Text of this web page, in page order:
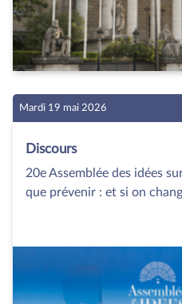
Mardi 19 mai 2026
Discours
20e Assemblée des idées
que prévenir : et si on